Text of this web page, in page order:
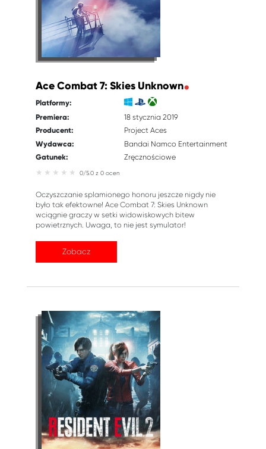
Ace Combat 7: Skies Unknown
Platformy:
Premiera:
18 stycznia 2019
Producent: Project Aces
Wydawca: Bandai Namco Entertainment
Gatunek: Zręcznościowe
0/5.0 z 0 ocen
Oczyszczanie splamionego honoru jeszcze nigdy nie
było tak efektowne! Ace Combat 7: Skies Unknown
wciągnie graczy w setki widowiskowych bitew
powietrznych. Uwaga, to nie jest symulator!
Zobacz